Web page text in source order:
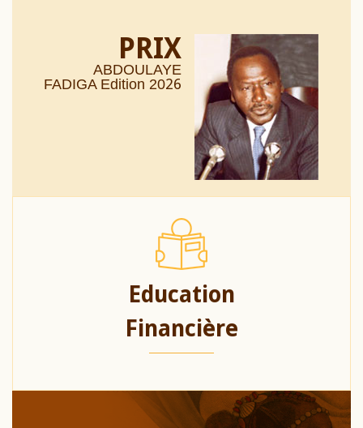
PRIX
ABDOULAYE
FADIGA Edition 2026
Education
Financière